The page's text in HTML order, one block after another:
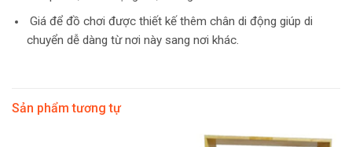
Giá để đồ chơi được thiết kế thêm chân di động giúp di
chuyển dễ dàng từ nơi này sang nơi khác.
Sản phẩm tương tự